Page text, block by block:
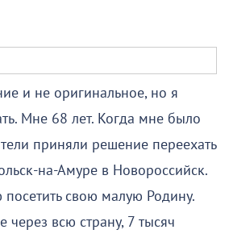
и не оригинальное, но я
Мне 68 лет. Когда мне было
приняли решение переехать
на-Амуре в Новороссийск.
свою малую Родину.
через всю страну, 7 тысяч